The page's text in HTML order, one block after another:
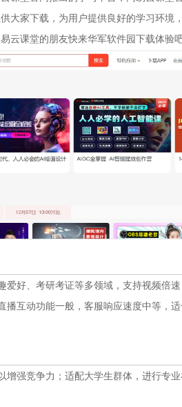
大家下载，为用户提供良好的学习环境
云课堂的朋友快来华军软件园下载体验吧
好、考研考证等多领域，支持视频倍
互动功能一般，客服响应速度中等，
强竞争力；适配大学生群体，进行专